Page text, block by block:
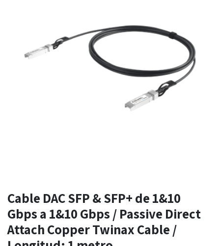
Cable DAC SFP & SFP+ de 1&10
Gbps a 1&10 Gbps / Passive Direct
Attach Copper Twinax Cable /